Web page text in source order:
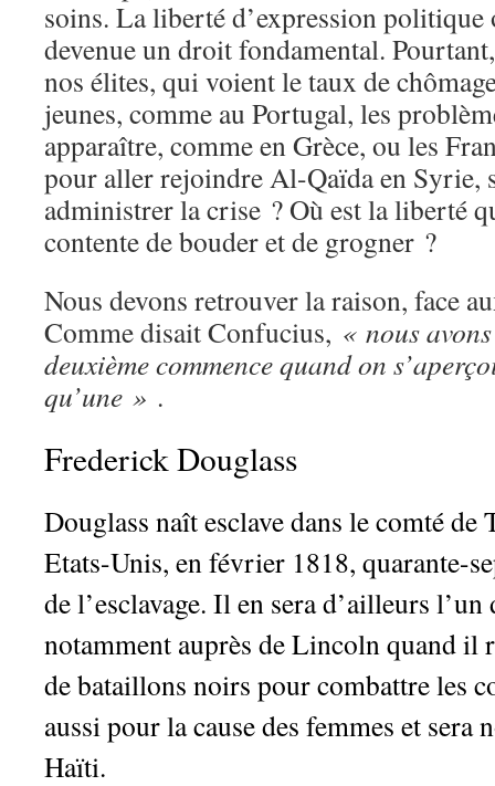
soins. La liberté d’expression politique
devenue un droit fondamental.
nos élites, qui voient le taux de
jeunes, comme au Portugal, les
apparaître, comme en Grèce, ou les
pour aller rejoindre Al-Qaïda en Syrie,
administrer la crise ? Où est la liberté
contente de bouder et de grogner ?
Nous devons retrouver la raison, face
Comme disait Confucius, « nous
deuxième commence quand on
qu’une » .
Frederick Douglass
Douglass naît esclave dans le comté
Etats-Unis, en février 1818, quarante-
de l’esclavage. Il en sera d’ailleurs
notamment auprès de Lincoln quand il
de bataillons noirs pour combattre les
aussi pour la cause des femmes et sera
Haïti.